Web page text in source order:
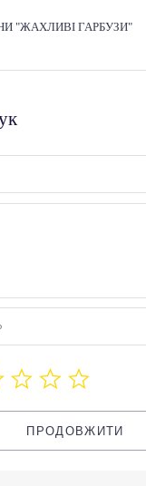
"ЖАХЛИВІ ГАРБУЗИ"
ПРОДОВЖИТИ